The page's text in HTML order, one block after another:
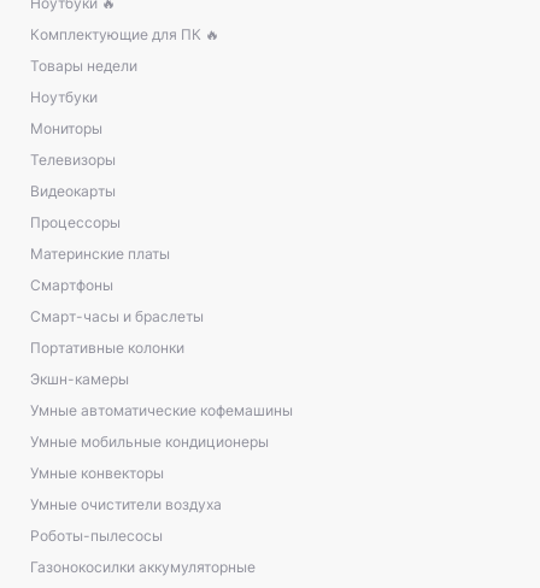
Комплектующие для ПК 🔥
Товары недели
Ноутбуки
Мониторы
Телевизоры
Видеокарты
Процессоры
Материнские платы
Смартфоны
Смарт-часы и браслеты
Портативные колонки
Экшн-камеры
Умные автоматические кофемашины
Умные мобильные кондиционеры
Умные конвекторы
Умные очистители воздуха
Роботы-пылесосы
Газонокосилки аккумуляторные